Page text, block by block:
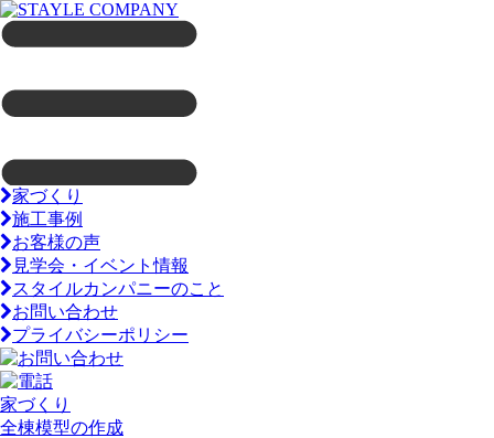
家づくり
施工事例
お客様の声
見学会・イベント情報
スタイルカンパニーのこと
お問い合わせ
プライバシーポリシー
家づくり
全棟模型の作成